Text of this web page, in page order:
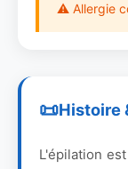
⚠ Allergie
Histoire
L'épilation